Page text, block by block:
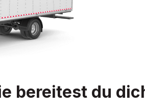
bereitest du